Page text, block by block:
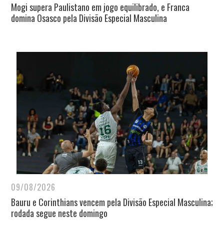
Mogi supera Paulistano em jogo equilibrado, e Franca
domina Osasco pela Divisão Especial Masculina
09/08/2026
Bauru e Corinthians vencem pela Divisão Especial Masculina;
rodada segue neste domingo